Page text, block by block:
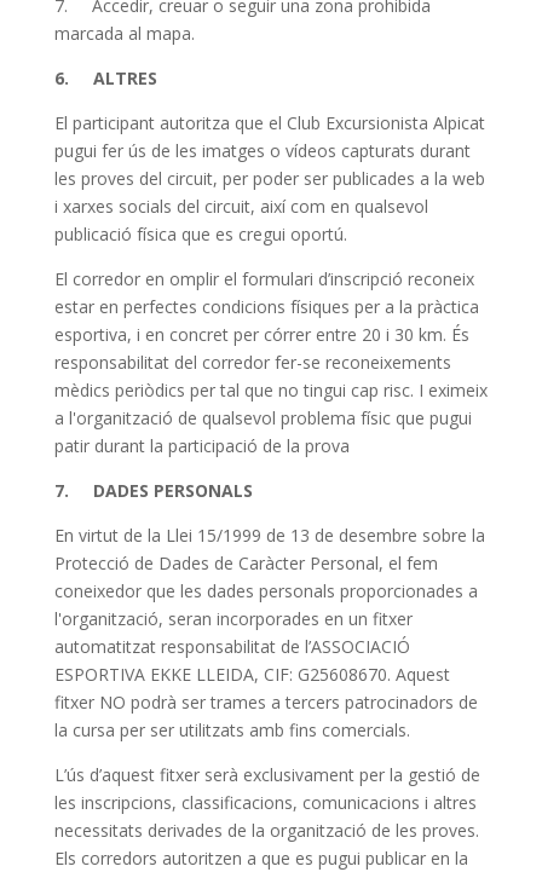
7. Accedir, creuar o seguir una zona prohibida
marcada al mapa.
6. ALTRES
El participant autoritza que el Club Excursionista Alpicat
pugui fer ús de les imatges o vídeos capturats durant
les proves del circuit, per poder ser publicades a la web
i xarxes socials del circuit, així com en qualsevol
publicació física que es cregui oportú.
El corredor en omplir el formulari d’inscripció reconeix
estar en perfectes condicions físiques per a la pràctica
esportiva, i en concret per córrer entre 20 i 30 km. És
responsabilitat del corredor fer-se reconeixements
mèdics periòdics per tal que no tingui cap risc. I eximeix
a l'organització de qualsevol problema físic que pugui
patir durant la participació de la prova
7. DADES PERSONALS
En virtut de la Llei 15/1999 de 13 de desembre sobre la
Protecció de Dades de Caràcter Personal, el fem
coneixedor que les dades personals proporcionades a
l'organització, seran incorporades en un fitxer
automatitzat responsabilitat de l’ASSOCIACIÓ
ESPORTIVA EKKE LLEIDA, CIF: G25608670. Aquest
fitxer NO podrà ser trames a tercers patrocinadors de
la cursa per ser utilitzats amb fins comercials.
L’ús d’aquest fitxer serà exclusivament per la gestió de
les inscripcions, classificacions, comunicacions i altres
necessitats derivades de la organització de les proves.
Els corredors autoritzen a que es pugui publicar en la